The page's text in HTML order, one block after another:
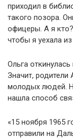
приходил в
такого позора.
офицеры. А я
чтобы я уехала
Ольга
Значит, родители
молодых людей.
нашла способ
«15 ноября 1965
отправили на